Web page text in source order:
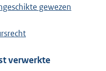
gewezen
verwerkte